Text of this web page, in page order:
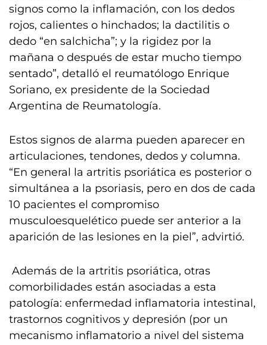
signos como la inflamación, con los dedos
rojos, calientes o hinchados; la dactilitis o
dedo “en salchicha”; y la rigidez por la
mañana o después de estar mucho tiempo
sentado”, detalló el reumatólogo Enrique
Soriano, ex presidente de la Sociedad
Argentina de Reumatología.
Estos signos de alarma pueden aparecer en
articulaciones, tendones, dedos y columna.
“En general la artritis psoriática es posterior o
simultánea a la psoriasis, pero en dos de cada
10 pacientes el compromiso
musculoesquelético puede ser anterior a la
aparición de las lesiones en la piel”, advirtió.
Además de la artritis psoriática, otras
comorbilidades están asociadas a esta
patología: enfermedad inflamatoria intestinal,
trastornos cognitivos y depresión (por un
mecanismo inflamatorio a nivel del sistema